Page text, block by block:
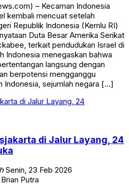
– Kecaman Indonesia
kembali mencuat setelah
Republik Indonesia (Kemlu RI)
Duta Besar Amerika Serikat
terkait pendudukan Israel di
Indonesia menegaskan bahwa
langsung dengan
berpotensi mengganggu
Indonesia, sejumlah negara […]
di Jalur Layang, 24
Senin, 23 Feb 2026
Putra